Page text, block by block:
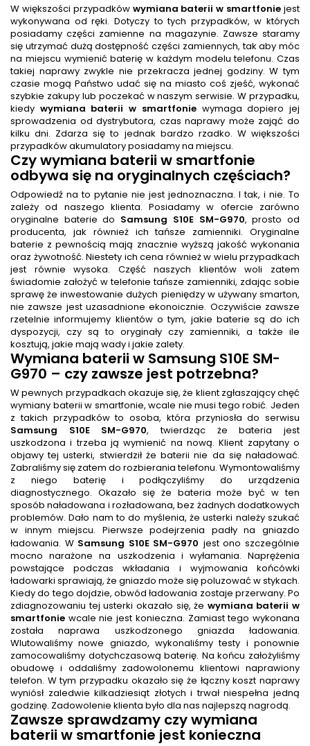
W większości przypadków wymiana baterii w smartfonie jest
wykonywana od ręki. Dotyczy to tych przypadków, w których
posiadamy części zamienne na magazynie. Zawsze staramy
się utrzymać dużą dostępność części zamiennych, tak aby móc
na miejscu wymienić baterię w każdym modelu telefonu. Czas
takiej naprawy zwykle nie przekracza jednej godziny. W tym
czasie mogą Państwo udać się na miasto coś zjeść, wykonać
szybkie zakupy lub poczekać w naszym serwisie. W przypadku,
kiedy wymiana baterii w smartfoniewymaga dopiero jej
sprowadzenia od dystrybutora, czas naprawy może zająć do
kilku dni. Zdarza się to jednak bardzo rzadko. W większości
przypadków akumulatory posiadamy na miejscu.
Czywymiana baterii w smartfonie
odbywa się na oryginalnych częściach?
Odpowiedź na to pytanie nie jest jednoznaczna. I tak, i nie. To
zależy od naszego klienta. Posiadamy w ofercie zarówno
oryginalne baterie do Samsung S10E SM-G970, prosto od
producenta, jak również ich tańsze zamienniki. Oryginalne
baterie z pewnością mają znacznie wyższą jakość wykonania
oraz żywotność. Niestety ich cena również w wielu przypadkach
jest równie wysoka. Część naszych klientów woli zatem
świadomie założyć w telefonie tańsze zamienniki, zdając sobie
sprawę że inwestowanie dużych pieniędzy w używany smarton,
nie zawsze jest uzasadnione ekonoicznie. Oczywiście zawsze
rzetelnie informujemy klientów o tym, jakie baterie są do ich
dyspozycji, czy są to oryginały czy zamienniki, a także ile
kosztują, jakie mają wady i jakie zalety.
Wymiana baterii w Samsung S10E SM-
G970 – czy zawsze jest potrzebna?
W pewnych przypadkach okazuje się, że klient zgłaszający chęć
wymiany baterii w smartfonie, wcale nie musi tego robić. Jeden
z takich przypadków to osoba, która przyniosła do serwisu
Samsung S10E SM-G970, twierdząc że bateria jest
uszkodzona i trzeba ją wymienić na nową. Klient zapytany o
objawy tej usterki, stwierdził że baterii nie da się naładować.
Zabraliśmy się zatem do rozbierania telefonu. Wymontowaliśmy
z niego baterię i podłączyliśmy do urządzenia
diagnostycznego. Okazało się że bateria może być w ten
sposób naładowana i rozładowana, bez żadnych dodatkowych
problemów. Dało nam to do myślenia, że usterki należy szukać
w innym miejscu. Pierwsze podejrzenia padły na gniazdo
ładowania. W Samsung S10E SM-G970 jest ono szczególnie
mocno narażone na uszkodzenia i wyłamania. Naprężenia
powstające podczas wkładania i wyjmowania końcówki
ładowarki sprawiają, że gniazdo może się poluzować w stykach.
Kiedy do tego dojdzie, obwód ładowania zostaje przerwany. Po
zdiagnozowaniu tej usterki okazało się, że wymiana baterii w
smartfonie wcale nie jest konieczna. Zamiast tego wykonana
została naprawa uszkodzonego gniazda ładowania.
Wlutowaliśmy nowe gniazdo, wykonaliśmy testy i ponownie
zamocowaliśmy dotychczasową baterię. Na końcu założyliśmy
obudowę i oddaliśmy zadowolonemu klientowi naprawiony
telefon. W tym przypadku okazało się że łączny koszt naprawy
wyniósł zaledwie kilkadziesiąt złotych i trwał niespełna jedną
godzinę. Zadowolenie klienta było dla nas najlepszą nagrodą.
Zawsze sprawdzamy czy wymiana
baterii w smartfonie jest konieczna